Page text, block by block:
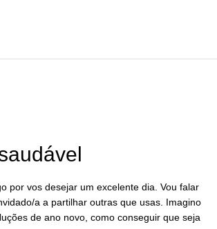
por vos desejar um excelente dia. Vou falar
a a partilhar outras que usas. Imagino
de ano novo, como conseguir que seja